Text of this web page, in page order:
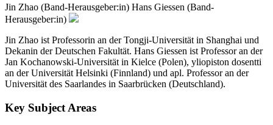
Jin Zhao (Band-Herausgeber:in) Hans Giessen (Band-
Herausgeber:in)
Jin Zhao ist Professorin an der Tongji-Universität in Shanghai und
Dekanin der Deutschen Fakultät. Hans Giessen ist Professor an der
Jan Kochanowski-Universität in Kielce (Polen), yliopiston dosentti
an der Universität Helsinki (Finnland) und apl. Professor an der
Universität des Saarlandes in Saarbrücken (Deutschland).
Key Subject Areas